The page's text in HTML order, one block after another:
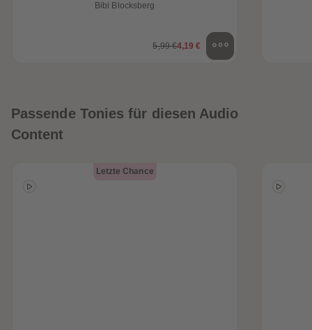
Bibi Blocksberg
5,99 €4,19 €
Passende Tonies für diesen Audio
Content
Letzte Chance